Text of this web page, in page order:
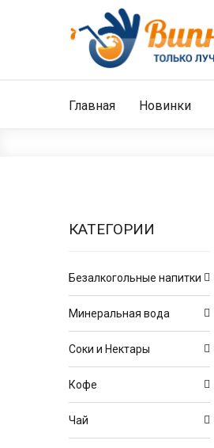
Главная Новинки
КАТЕГОРИИ
Безалкогольные напитки
Минеральная вода
Соки и Нектары
Кофе
Чай